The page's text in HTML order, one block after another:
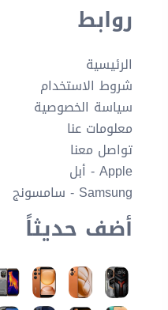
روابط
الرئيسية
شروط الاستخدام
سياسة الخصوصية
معلومات عنا
تواصل معنا
Apple - أبل
Samsung - سامسونج
أضف حديثاً